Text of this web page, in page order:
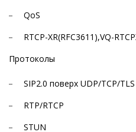
QoS
RTCP-XR(RFC3611),VQ-
Протоколы
SIP2.0 поверх UDP/TCP/TLS
RTP/RTCP
STUN